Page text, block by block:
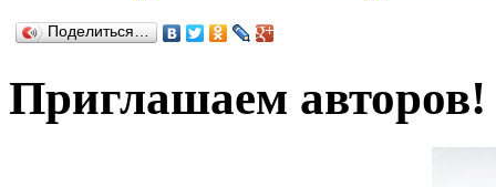
Поделиться…
Приглашаем авторов!